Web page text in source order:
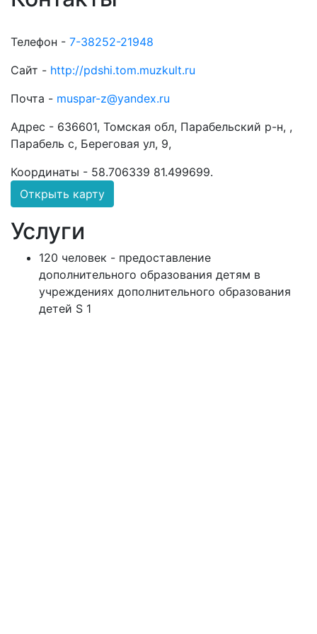
Телефон - 7-38252-21948
Сайт - http://pdshi.tom.muzkult.ru
Почта - muspar-z@yandex.ru
Адрес - 636601, Томская обл, Парабельский р-н, ,
Парабель с, Береговая ул, 9,
Координаты - 58.706339 81.499699.
Открыть карту
Услуги
120 человек - предоставление
дополнительного образования детям в
учреждениях дополнительного образования
детей S 1